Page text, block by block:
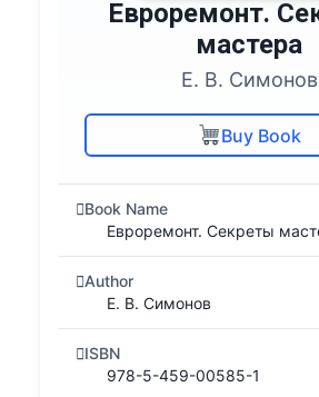
Евроремонт.
мастера
Е. В. Симонов
Buy Book
Book Name
Евроремонт. Секреты
Author
Е. В. Симонов
ISBN
978-5-459-00585-1